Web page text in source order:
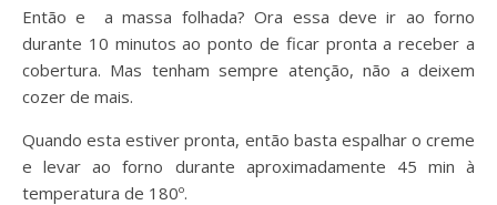
Então e a massa folhada? Ora essa deve ir ao forno
durante 10 minutos ao ponto de ficar pronta a receber a
cobertura. Mas tenham sempre atenção, não a deixem
cozer de mais.
Quando esta estiver pronta, então basta espalhar o creme
e levar ao forno durante aproximadamente 45 min à
temperatura de 180º.